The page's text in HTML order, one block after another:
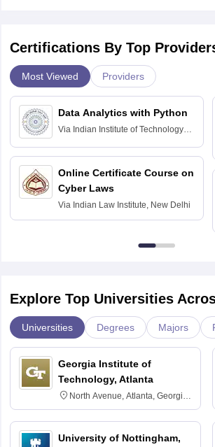
Certifications By Top
Most Viewed Providers
Data Analytics with Python
Via Indian Institute of Technology
Online Certificate Course on
Cyber Laws
Via Indian Law Institute, New Delhi
Explore Top Universities
Universities Degrees Majors
Georgia Institute of
Technology, Atlanta
North Avenue, Atlanta, Georgia
30332
University of Nottingham,